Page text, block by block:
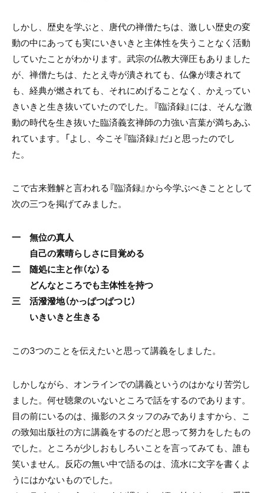
しかし、歴史を学ぶと、唐代の禅僧たちは、激しい歴史の変
動の中にあっても実にいきいきと主体性を失うことなく活動
していたことがわかります。武宗の仏教大弾圧もありました
が、禅僧たちは、たとえ寺が潰されても、仏像が壊されて
も、経典が燃されても、それにめげることなく、かえってい
きいきと生き抜いていたのでした。『臨済録』には、そんな激
動の時代を生き抜いた臨済義玄禅師の力強い言葉が満ちあふ
れています。「よし、今こそ『臨済録』だ」と思ったのでし
た。
こで古来難解と言われる『臨済録』から今学ぶべきこととして
次の三つを掲げてみました。
一 無位の真人
自己の素晴らしさに目覚める
二 随処に主と作（な）る
どんなところでも主体性を持つ
三 活潑潑地（かっぱつぱつじ）
いきいきと生きる
この3つのことを伝えたいと思って講義をしました。
しかしながら、オンラインでの講義というのはかなり苦労し
ました。何せ聴衆のいないところで話をするのであります。
目の前にいるのは、撮影のスタッフのみでありますから、こ
の致知出版社の方に講義をするのだと思って努力をしたもの
でした。ところが少しおもしろいことを言ってみても、誰も
笑いません。反応の無い中で語るのは、流水に文字を書くよ
うにはかないものでした。